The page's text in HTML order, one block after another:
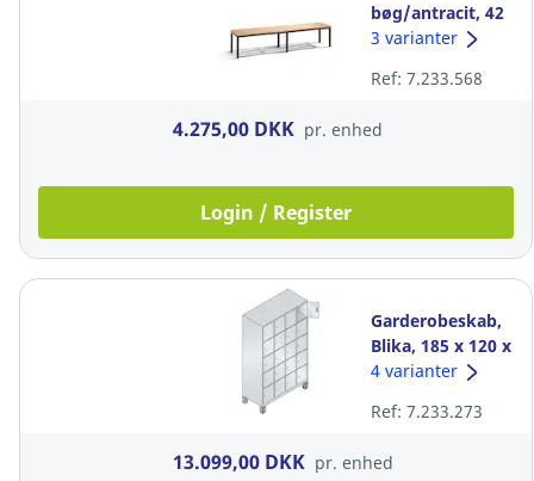
bøg/antracit, 42
x 196 x 35,3 cm
3 varianter
Ref: 7.233.568
4.275,00 DKK pr. enhed
Login / Register
Garderobeskab,
Blika, 185 x 120 x
50 cm, 20 rum
4 varianter
Ref: 7.233.273
13.099,00 DKK pr. enhed